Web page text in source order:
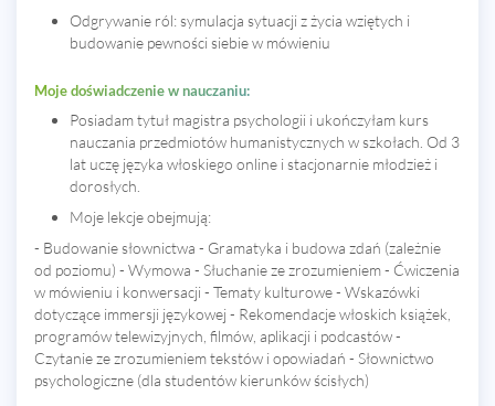
Odgrywanie ról: symulacja sytuacji z życia wziętych i
budowanie pewności siebie w mówieniu
Moje doświadczenie w nauczaniu:
Posiadam tytuł magistra psychologii i ukończyłam kurs
nauczania przedmiotów humanistycznych w szkołach. Od 3
lat uczę języka włoskiego online i stacjonarnie młodzież i
dorosłych.
Moje lekcje obejmują:
- Budowanie słownictwa - Gramatyka i budowa zdań (zależnie
od poziomu) - Wymowa - Słuchanie ze zrozumieniem - Ćwiczenia
w mówieniu i konwersacji - Tematy kulturowe - Wskazówki
dotyczące immersji językowej - Rekomendacje włoskich książek,
programów telewizyjnych, filmów, aplikacji i podcastów -
Czytanie ze zrozumieniem tekstów i opowiadań - Słownictwo
psychologiczne (dla studentów kierunków ścisłych)